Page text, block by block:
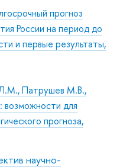
прогноз
России на период до
и первые результаты,
Патрушев М.В.,
для
прогноза,
научно-